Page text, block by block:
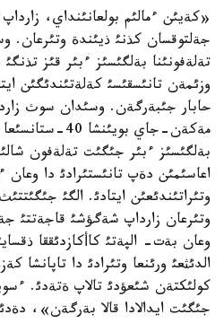
جةلتوقسان كذنئ ذيئندة وتئرعان.
وزئمةن تانئسقئسئ كةلةتئندئگئن
حابار جئبةرگةن. وسئدان سوث
مةكةن-جاي
بةلگئسئز ءبئر جئگئت تةلةفون
اعاسئمئن دةپ تانئستئرادئ دا
وتئراتئندئعئن ايتادئ. الگئ
وتئرعان زارداپ شةگؤشئ قاجةتتئ
وعان بةت- الپةتئ كاأكازدئققا
الدئثعئ ورئنعا وتئرادئ دا تاپانشا
كولئكتةن شئعؤدئ تالاپ ةتةدئ.
جئگئت ايدالادا قالا بةرگةن»،